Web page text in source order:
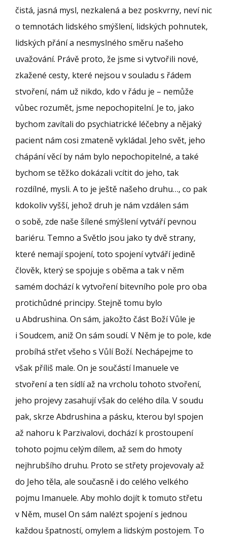
čistá, jasná mysl, nezkalená a bez poskvrny, neví nic
o temnotách lidského smýšlení, lidských pohnutek,
lidských přání a nesmyslného směru našeho
uvažování. Právě proto, že jsme si vytvořili nové,
zkažené cesty, které nejsou v souladu s řádem
stvoření, nám už nikdo, kdo v řádu je – nemůže
vůbec rozumět, jsme nepochopitelní. Je to, jako
bychom zavítali do psychiatrické léčebny a nějaký
pacient nám cosi zmateně vykládal. Jeho svět, jeho
chápání věcí by nám bylo nepochopitelné, a také
bychom se těžko dokázali vcítit do jeho, tak
rozdílné, mysli. A to je ještě našeho druhu…, co pak
kdokoliv vyšší, jehož druh je nám vzdálen sám
o sobě, zde naše šílené smýšlení vytváří pevnou
bariéru. Temno a Světlo jsou jako ty dvě strany,
které nemají spojení, toto spojení vytváří jedině
člověk, který se spojuje s oběma a tak v něm
samém dochází k vytvoření bitevního pole pro oba
protichůdné principy. Stejně tomu bylo
u Abdrushina. On sám, jakožto část Boží Vůle je
i Soudcem, aniž On sám soudí. V Něm je to pole, kde
probíhá střet všeho s Vůlí Boží. Nechápejme to
však příliš male. On je součástí Imanuele ve
stvoření a ten sídlí až na vrcholu tohoto stvoření,
jeho projevy zasahují však do celého díla. V soudu
pak, skrze Abdrushina a pásku, kterou byl spojen
až nahoru k Parzivalovi, dochází k prostoupení
tohoto pojmu celým dílem, až sem do hmoty
nejhrubšího druhu. Proto se střety projevovaly až
do Jeho těla, ale současně i do celého velkého
pojmu Imanuele. Aby mohlo dojít k tomuto střetu
v Něm, musel On sám nalézt spojení s jednou
každou špatností, omylem a lidským postojem. To